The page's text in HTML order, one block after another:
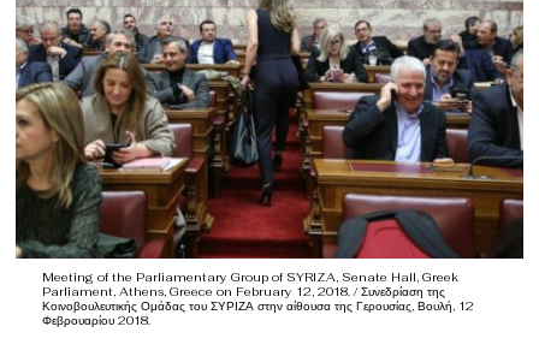
Meeting of the Parliamentary Group of SYRIZA, Senate Hall, Greek
Parliament, Athens, Greece on February 12, 2018. / Συνεδρίαση της
Κοινοβουλευτικής Ομάδας του ΣΥΡΙΖΑ στην αίθουσα της Γερουσίας, Βουλή, 12
Φεβρουαρίου 2018.